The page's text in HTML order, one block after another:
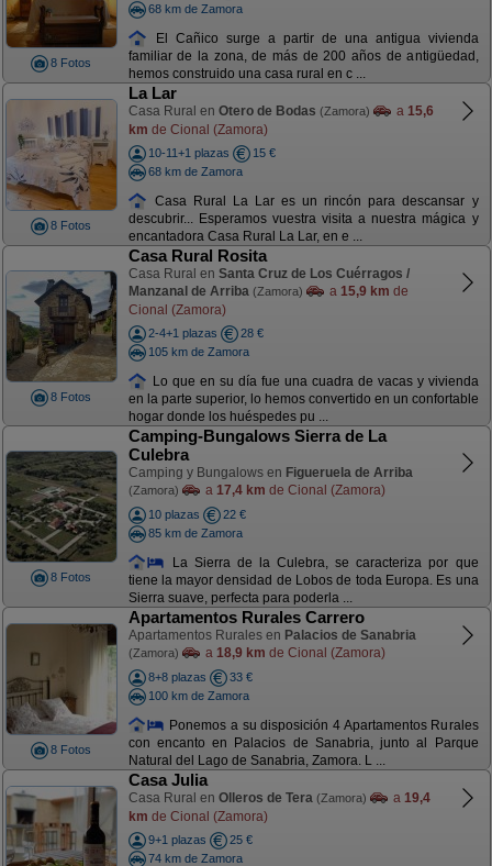
8 Fotos
68 km de Zamora
El Cañico surge a partir de una antigua vivienda
familiar de la zona, de más de 200 años de antigüedad,
hemos construido una casa rural en c ...
8 Fotos
La Lar
Casa Rural en Otero de Bodas (Zamora) a 15,6
km de Cional (Zamora)
10-11+1 plazas
15 €
68 km de Zamora
Casa Rural La Lar es un rincón para descansar y
descubrir... Esperamos vuestra visita a nuestra mágica y
encantadora Casa Rural La Lar, en e ...
8 Fotos
Casa Rural Rosita
Casa Rural en Santa Cruz de Los Cuérragos /
Manzanal de Arriba (Zamora) a 15,9 km de
Cional (Zamora)
2-4+1 plazas
28 €
105 km de Zamora
Lo que en su día fue una cuadra de vacas y vivienda
en la parte superior, lo hemos convertido en un confortable
hogar donde los huéspedes pu ...
8 Fotos
Camping-Bungalows Sierra de La
Culebra
Camping y Bungalows en Figueruela de Arriba
(Zamora) a 17,4 km de Cional (Zamora)
10 plazas
22 €
85 km de Zamora
La Sierra de la Culebra, se caracteriza por que
tiene la mayor densidad de Lobos de toda Europa. Es una
Sierra suave, perfecta para poderla ...
8 Fotos
Apartamentos Rurales Carrero
Apartamentos Rurales en Palacios de Sanabria
(Zamora) a 18,9 km de Cional (Zamora)
8+8 plazas
33 €
100 km de Zamora
Ponemos a su disposición 4 Apartamentos Rurales
con encanto en Palacios de Sanabria, junto al Parque
Natural del Lago de Sanabria, Zamora. L ...
Casa Julia
Casa Rural en Olleros de Tera (Zamora) a 19,4
km de Cional (Zamora)
9+1 plazas
25 €
74 km de Zamora